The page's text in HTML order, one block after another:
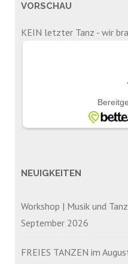
VORSCHAU
KEIN letzter Tanz - wir
NEUIGKEITEN
Workshop | Musik und
September 2026
FREIES TANZEN im